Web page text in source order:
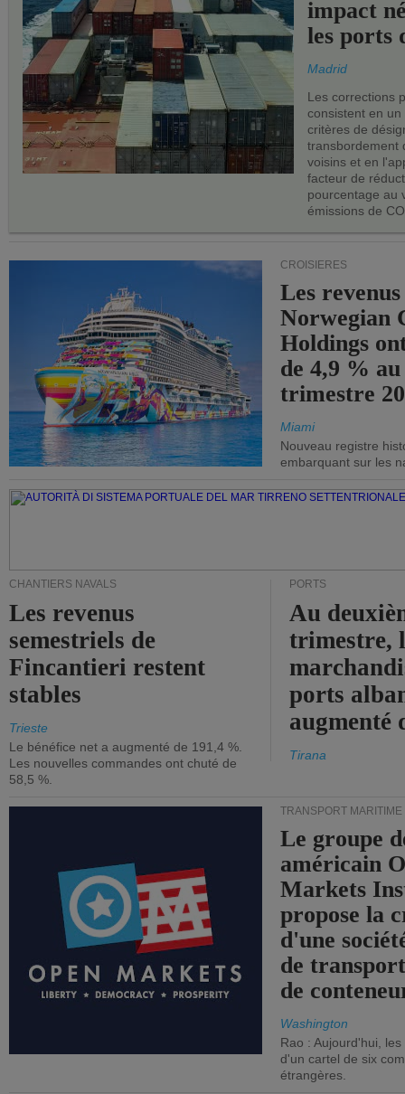
impact
les ports
Madrid
Les corrections
consistent en
critères de
transbordement
voisins et en
facteur de
pourcentage au
émissions de
CROISIÈRES
Les
Norwegian
Holdings
de 4,9 %
trimestre
Miami
Nouveau registre
embarquant sur les
CHANTIERS NAVALS
Les revenus
semestriels de
Fincantieri restent
stables
Trieste
Le bénéfice net a augmenté de 191,4 %.
Les nouvelles commandes ont chuté de
58,5 %.
PORTS
Au
trimestre,
ports
augmenté
Tirana
TRANSPORT MARITIME
Le groupe
américain
Markets
propose la
d'une
de
de
Washington
Rao : Aujourd'hui,
d'un cartel de six
étrangères.